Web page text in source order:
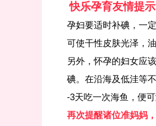
快乐孕育友情提示
孕妇要适时补碘，一
可使干性皮肤光泽，
另外，怀孕的妇女应
碘。在沿海及低洼等
-3天吃一次海鱼，便
再次提醒诸位准妈妈